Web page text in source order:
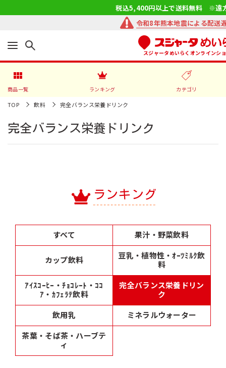
税込5,400円以上で送料無料 ※遠
令和8年熊本地震による配送
スジャータめいらくオンラインシ
商品一覧 ランキング カテゴリ
TOP 飲料 完全バランス栄養ドリンク
完全バランス栄養ドリンク
ランキング
すべて 果汁・野菜飲料
カップ飲料
豆乳・植物性・ｵｰﾂﾐﾙｸ飲
料
ｱｲｽｺｰﾋｰ・ﾁｮｺﾚｰﾄ・ｺｺ
ｱ・ｶﾌｪﾗﾃ飲料
完全バランス栄養ドリン
ク
飲用乳
ミネラルウォーター
茶葉・そば茶・ハーブテ
ィ